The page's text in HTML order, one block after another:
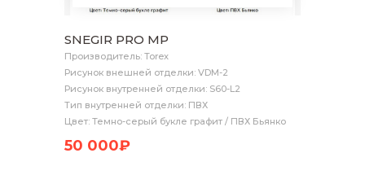
SNEGIR PRO MP
Производитель: Torex
Рисунок внешней отделки: VDM-2
Рисунок внутренней отделки: S60-L2
Тип внутренней отделки: ПВХ
Цвет: Темно-серый букле графит / ПВХ Бьянко
50 000₽